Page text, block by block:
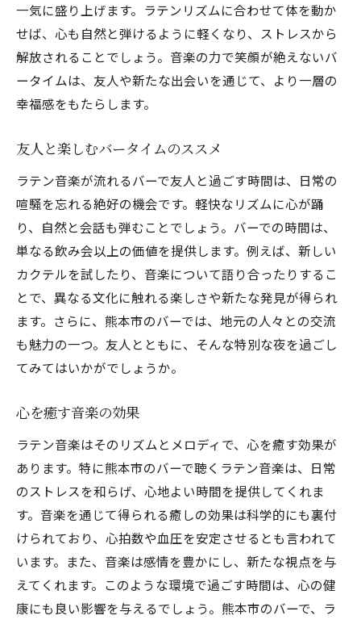
一気に盛り上げます。ラテンリズムに合わせて体を動か
せば、心も自然と弾けるように軽くなり、ストレスから
解放されることでしょう。音楽の力で笑顔が絶えないバ
ータイムは、友人や新たな出会いを通じて、より一層の
幸福感をもたらします。
友人と楽しむバータイムのススメ
ラテン音楽が流れるバーで友人と過ごす時間は、日常の
喧騒を忘れる絶好の機会です。軽快なリズムに心が踊
り、自然と会話も弾むことでしょう。バーでの時間は、
単なる飲み会以上の価値を提供します。例えば、新しい
カクテルを試したり、音楽について語り合ったりするこ
とで、異なる文化に触れる楽しさや新たな発見が得られ
ます。さらに、熊本市のバーでは、地元の人々との交流
も魅力の一つ。友人とともに、そんな特別な夜を過ごし
てみてはいかがでしょうか。
心を癒す音楽の効果
ラテン音楽はそのリズムとメロディで、心を癒す効果が
あります。特に熊本市のバーで聴くラテン音楽は、日常
のストレスを和らげ、心地よい時間を提供してくれま
す。音楽を通じて得られる癒しの効果は科学的にも裏付
けられており、心拍数や血圧を安定させるとも言われて
います。また、音楽は感情を豊かにし、新たな視点を与
えてくれます。このような環境で過ごす時間は、心の健
康にも良い影響を与えるでしょう。熊本市のバーで、ラ